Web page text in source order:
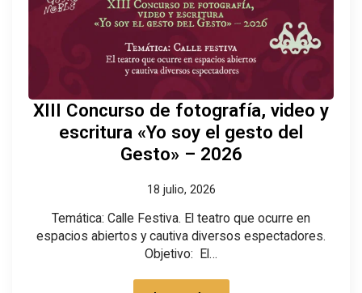
XIII Concurso de fotografía, video y
escritura «Yo soy el gesto del
Gesto» – 2026
18 julio, 2026
Temática: Calle Festiva. El teatro que ocurre en
espacios abiertos y cautiva diversos espectadores.
Objetivo: El…